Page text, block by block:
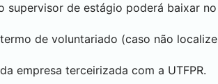
supervisor de estágio poderá baixar no
de voluntariado (caso não
empresa terceirizada com a UTFPR.